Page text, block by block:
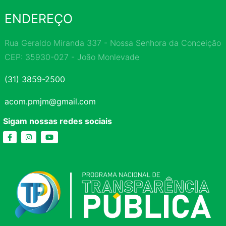
ENDEREÇO
Rua Geraldo Miranda 337 - Nossa Senhora da Conceição
CEP: 35930-027 - João Monlevade
(31) 3859-2500
acom.pmjm@gmail.com
Sigam nossas redes sociais